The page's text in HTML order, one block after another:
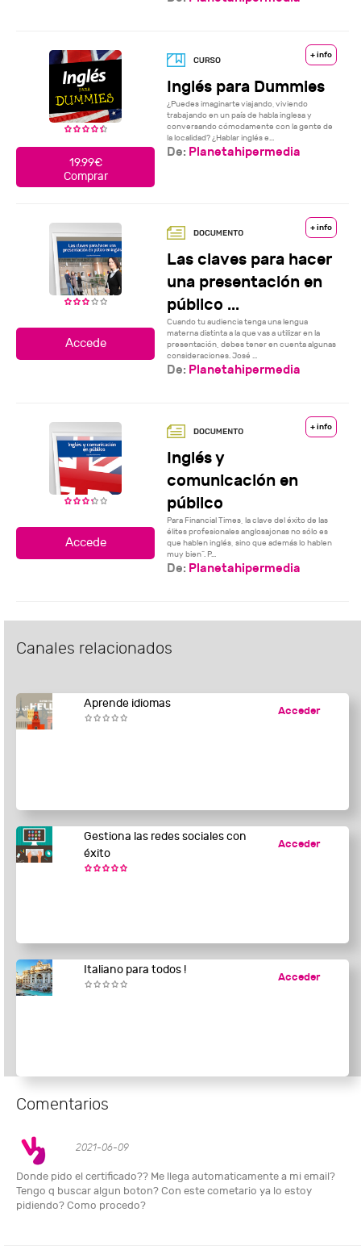
19.99€
Comprar
+ info
Inglés para Dummies
¿Puedes imaginarte viajando, viviendo
trabajando en un país de habla inglesa y
conversando cómodamente con la gente de
la localidad? ¿Hablar inglés e...
De: Planetahipermedia
+ info
Las claves para hacer
una presentación en
público ...
Cuando tu audiencia tenga una lengua
materna distinta a la que vas a utilizar en la
presentación, debes tener en cuenta algunas
consideraciones. José ...
De: Planetahipermedia
+ info
Inglés y
comunicación en
público
Para Financial Times, la clave del éxito de las
élites profesionales anglosajonas no sólo es
que hablen inglés, sino que además lo hablen
muy bien”. P...
De: Planetahipermedia
Canales relacionados
Aprende idiomas
Acceder
Gestiona las redes sociales con
éxito
Acceder
Italiano para todos !
Acceder
Comentarios
2021-06-09
Donde pido el certificado?? Me llega automaticamente a mi email?
Tengo q buscar algun boton? Con este cometario ya lo estoy
pidiendo? Como procedo?